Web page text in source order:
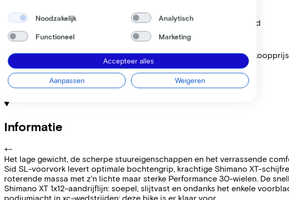
Deze fiets lease je via je werkgever. Bereken de leaseprijs per maand
Bruto maandsalaris
Mijn werkgever betaalt
Let op: de vermelde lease- en verkoopprijzen zijn indicatief. De
Leaseprijs p/m vanaf
€50,95
Incl. Service & verzekeringspakket
Informatie
+−
Het lage gewicht, de scherpe stuureigenschappen en het verrassende
Sid SL-voorvork levert optimale bochtengrip, krachtige Shimano XT-
roterende massa met z'n lichte maar sterke Performance 30-wielen. De
Shimano XT 1x12-aandrijflijn: soepel, slijtvast en ondanks het enkele
podiumjacht in xc-wedstrijden: deze bike is er klaar voor.
Noodzakelijk Analytisch
Functioneel Marketing
Accepteer alles
Aanpassen Weigeren